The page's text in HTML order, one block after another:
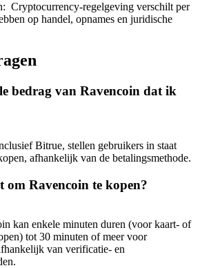
: Cryptocurrency-regelgeving verschilt per
op handel, opnames en juridische
bedrag van Ravencoin dat ik
Bitrue, stellen gebruikers in staat
afhankelijk van de betalingsmethode.
om Ravencoin te kopen?
kan enkele minuten duren (voor kaart- of
tot 30 minuten of meer voor
van verificatie- en